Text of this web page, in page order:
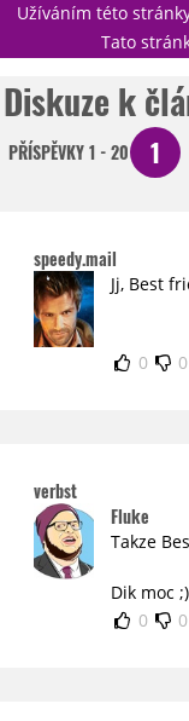
Užíváním této
Tato
TRAILERY
GALERIE
DISKUZE
STATISTIKY
TIRÁŽ
Diskuze k
PŘÍSPĚVKY1 - 20 1
speedy.mail
Jj, Best
0 0
verbst
Fluke
Takze
Dik moc ;)
0
0